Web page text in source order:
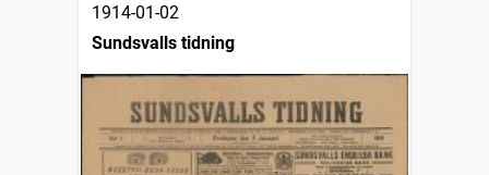
1914-01-02
Sundsvalls tidning